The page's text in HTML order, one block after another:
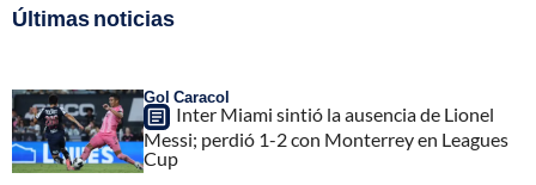
Últimas noticias
Gol Caracol
Inter Miami sintió la ausencia de Lionel
Messi; perdió 1-2 con Monterrey en Leagues
Cup